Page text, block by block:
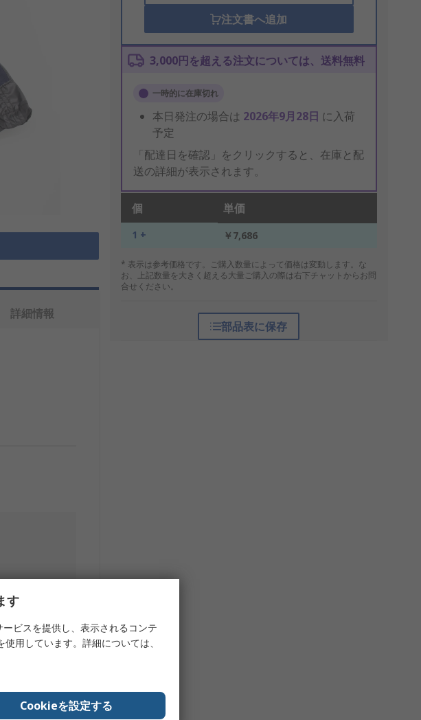
注文書へ追加
3,000円を超える注文については、送料無料
一時的に在庫切れ
本日発注の場合は 2026年9月28日 に入荷
予定
「配達日を確認」をクリックすると、在庫と配
送の詳細が表示されます。
個 単価
1 + ￥7,686
* 表示は参考価格です。ご購入数量によって価格は変動します。な
お、上記数量を大きく超える大量ご購入の際は右下チャットからお問
合せください。
部品表に保存
詳細情報
す
ビスを提供し、表示されるコンテ
用しています。詳細については、
Cookieを設定する